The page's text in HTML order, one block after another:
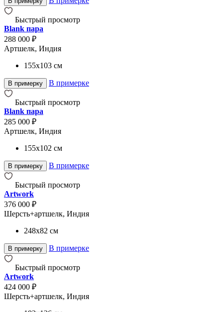
Быстрый просмотр
Blank пара
288 000 ₽
Артшелк, Индия
155x103 см
В примерку В примерке
Быстрый просмотр
Blank пара
285 000 ₽
Артшелк, Индия
155x102 см
В примерку В примерке
Быстрый просмотр
Artwork
376 000 ₽
Шерсть+артшелк, Индия
248x82 см
В примерку В примерке
Быстрый просмотр
Artwork
424 000 ₽
Шерсть+артшелк, Индия